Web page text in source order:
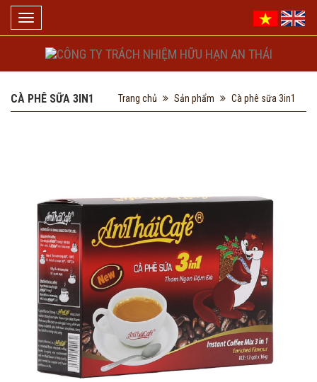
Toggle
navigation
CÀ PHÊ SỮA 3IN1 Trang chủ Sản phẩm Cà phê sữa 3in1